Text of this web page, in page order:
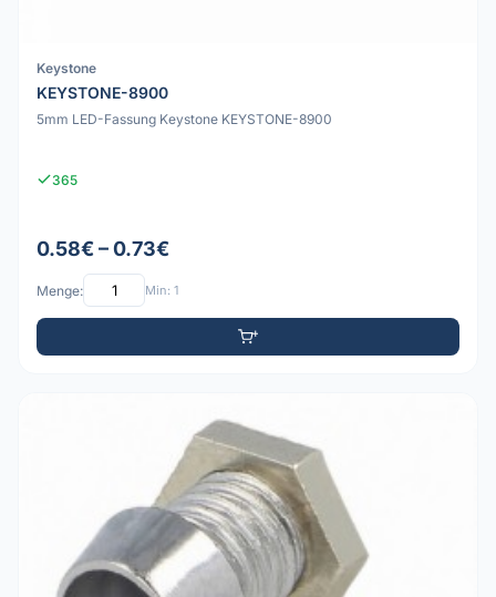
Keystone
KEYSTONE-8900
5mm LED-Fassung Keystone KEYSTONE-8900
365
0.58€ – 0.73€
Menge: Min: 1